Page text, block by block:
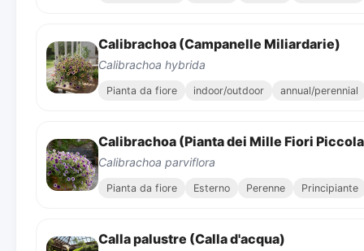
Calibrachoa (Campanelle Miliardarie)
Calibrachoa hybrida
Pianta da fiore indoor/outdoor annual/perennial
Calibrachoa (Pianta dei Mille Fiori
Calibrachoa parviflora
Pianta da fiore Esterno Perenne Principiante
Calla palustre (Calla d'acqua)